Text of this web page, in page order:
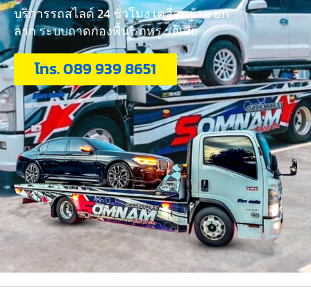
บริการรถสไลด์ 24 ชั่วโมง เคลื่อนย้าย ยก
ลาก ระบบถาดกองพื้น รถหรู รถเสีย
โทร. 089 939 8651